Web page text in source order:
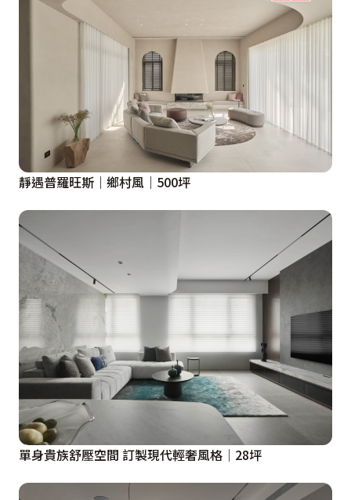
靜遇普羅旺斯｜鄉村風｜500坪
單身貴族舒壓空間 訂製現代輕奢風格│28坪